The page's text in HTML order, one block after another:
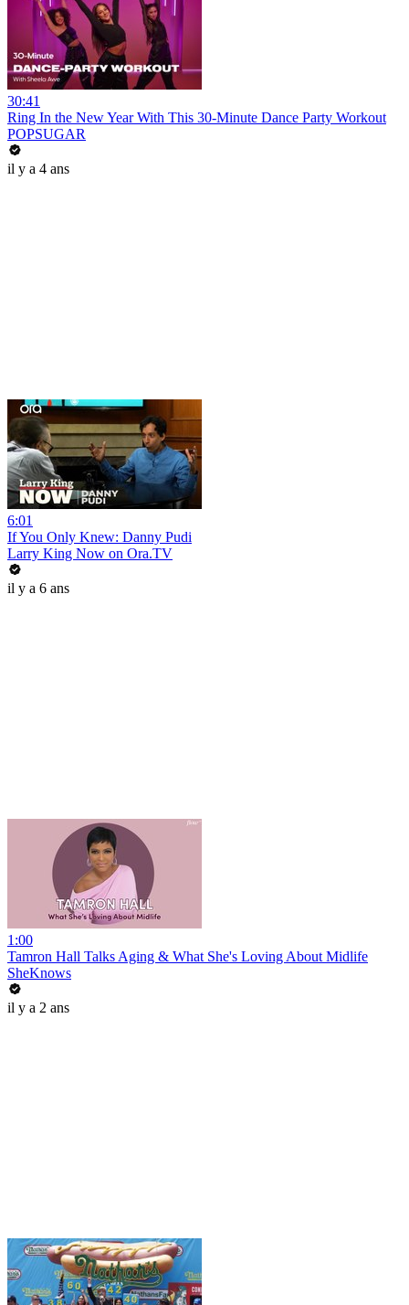
30:41
Ring In the New Year With This 30-Minute Dance Party Workout
POPSUGAR
il y a 4 ans
6:01
If You Only Knew: Danny Pudi
Larry King Now on Ora.TV
il y a 6 ans
1:00
Tamron Hall Talks Aging & What She's Loving About Midlife
SheKnows
il y a 2 ans